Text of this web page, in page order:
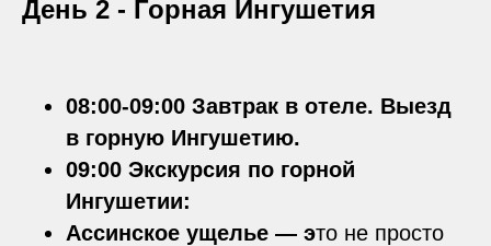
День 2 - Горная Ингушетия
08:00-09:00 Завтрак в отеле. Выезд
в горную Ингушетию.
09:00 Экскурсия по горной
Ингушетии:
Ассинское ущелье — это не просто